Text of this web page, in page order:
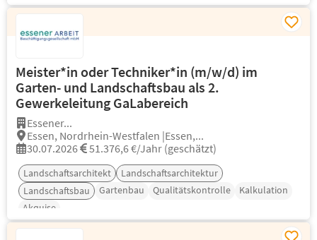
Meister*in oder Techniker*in (m/w/d) im
Garten- und Landschaftsbau als 2.
Gewerkeleitung GaLabereich
Essener...
Essen, Nordrhein-Westfalen |Essen,...
30.07.2026
51.376,6 €/Jahr (geschätzt)
Landschaftsarchitekt
Landschaftsarchitektur
Landschaftsbau
Gartenbau Qualitätskontrolle
Kalkulation
Akquise